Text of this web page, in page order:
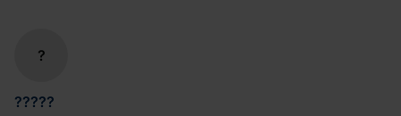
?
?????